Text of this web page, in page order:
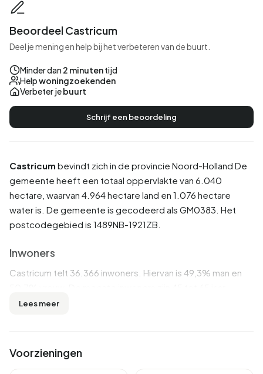
Castricum bevindt zich in de provincie Noord-Holland De
gemeente heeft een totaal oppervlakte van 6.040
hectare, waarvan 4.964 hectare land en 1.076 hectare
water is. De gemeente is gecodeerd als GM0383. Het
postcodegebied is 1489NB-1921ZB.
Inwoners
Castricum telt 36.366 inwoners. Hiervan is 49,3% man en
(28,4%). De overige leeftijden zijn 26,4% voor '65 jaar of
is verweduwd. 31.446 inwoners komen uit Nederland, 1.945
Lees meer
Voorzieningen
Beoordeel Castricum
Deel je mening en help bij het verbeteren van de buurt.
Minder dan 2 minutentijd
Helpwoningzoekenden
Verbeter jebuurt
Schrijf een beoordeling